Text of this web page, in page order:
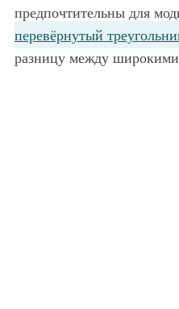
предпочтительны для
перевёрнутый
разницу между